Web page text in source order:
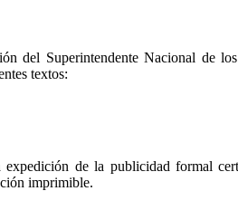
del Superintendente Nacional de
textos:
de la publicidad formal
imprimible.